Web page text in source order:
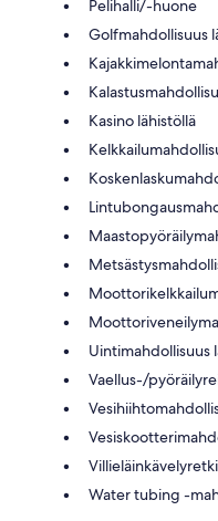
Pelihalli/-huone
Golfmahdollisuus
Kasino lähistöllä
Uintimahdollisuus
Vaellus-/
Water tubing -